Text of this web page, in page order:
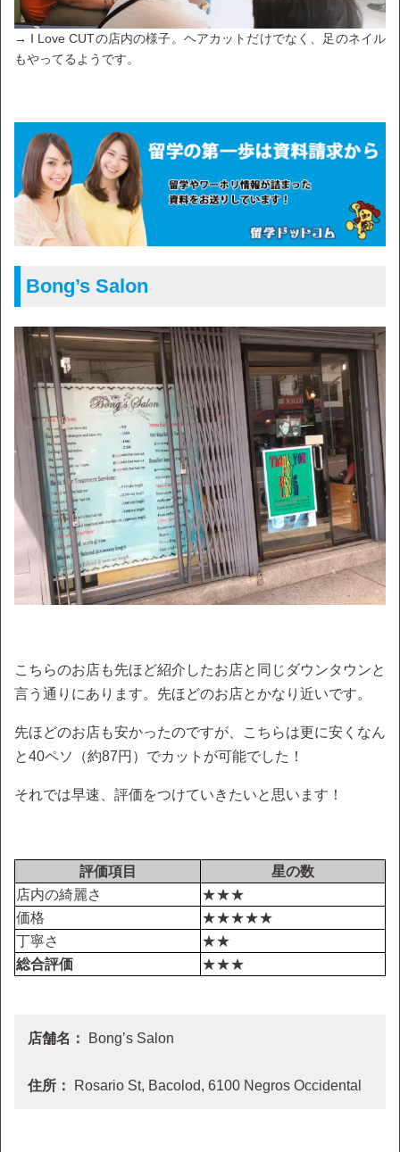
→ I Love CUTの店内の様子。ヘアカットだけでなく、足のネイル
もやってるようです。
Bong’s Salon
こちらのお店も先ほど紹介したお店と同じダウンタウンと
言う通りにあります。先ほどのお店とかなり近いです。
先ほどのお店も安かったのですが、こちらは更に安くなん
と40ペソ（約87円）でカットが可能でした！
それでは早速、評価をつけていきたいと思います！
評価項目
星の数
店内の綺麗さ
★★★
価格
★★★★★
丁寧さ
★★
総合評価
★★★
店舗名： Bong’s Salon
住所： Rosario St, Bacolod, 6100 Negros Occidental